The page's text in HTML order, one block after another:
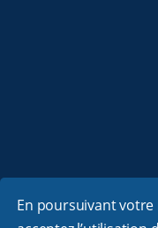
En poursuivant votre